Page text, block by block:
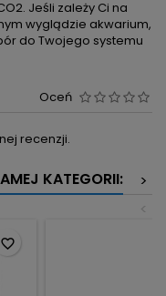
Jeśli zależy Ci na
wyglądzie akwarium,
do Twojego systemu
Oceń
recenzji.
KATEGORII:
>
<
favorite_border